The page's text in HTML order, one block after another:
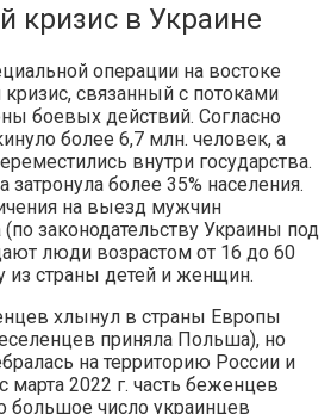
кризис в Украине
операции на востоке
связанный с потоками
боевых действий. Согласно
более 6,7 млн. человек, а
внутри государства.
более 35% населения.
на выезд мужчин
законодательству Украины под
люди возрастом от 16 до 60
из страны детей и женщин.
хлынул в страны Европы
приняла Польша), но
на территорию России и
марта 2022 г. часть беженцев
большое число украинцев